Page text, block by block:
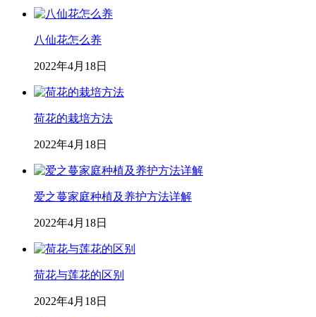
八仙花怎么养
2022年4月18日
荷花的栽培方法
2022年4月18日
爱之蔓家庭种植及养护方法详解
2022年4月18日
荷花与莲花的区别
2022年4月18日